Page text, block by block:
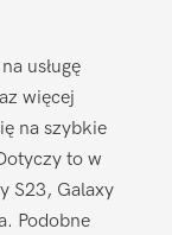
usługę
więcej
na szybkie
to w
S23, Galaxy
Podobne